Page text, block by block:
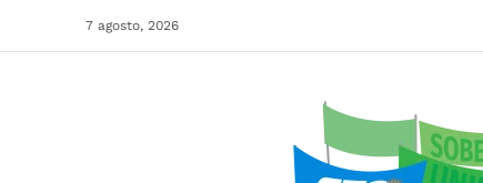
7 agosto, 2026